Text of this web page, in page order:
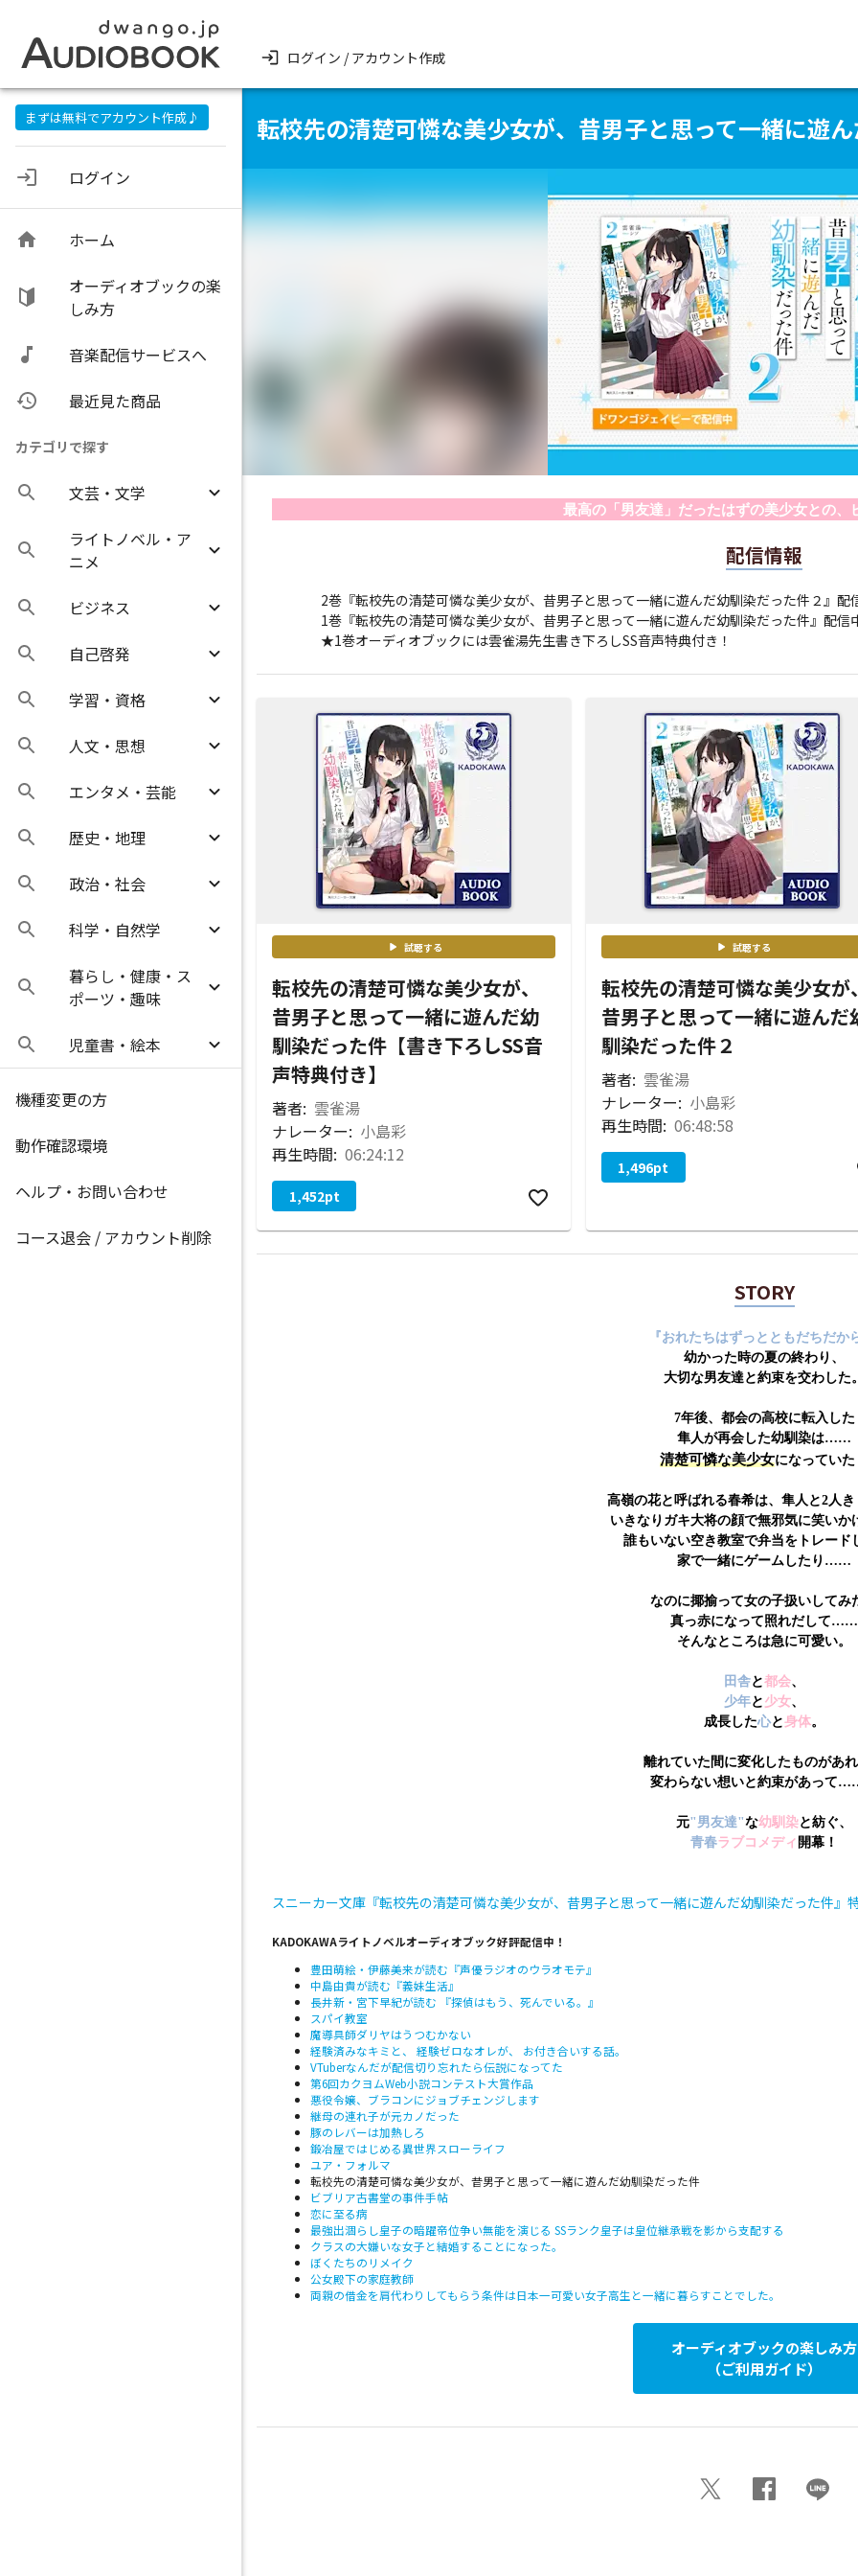
ログイン / アカウント作成
まずは無料でアカウント作成♪
ログイン
ホーム
オーディオブックの楽
しみ方
音楽配信サービスへ
最近見た商品
カテゴリで探す
文芸・文学
ライトノベル・ア
ニメ
ビジネス
自己啓発
学習・資格
人文・思想
エンタメ・芸能
歴史・地理
政治・社会
科学・自然学
暮らし・健康・ス
ポーツ・趣味
児童書・絵本
機種変更の方
動作確認環境
ヘルプ・お問い合わせ
コース退会 / アカウント削除
転校先の清楚可憐な美少女が、昔男子と思って一緒に遊
最高の「男友達」だったはずの美少女との、
配信情報
2巻『転校先の清楚可憐な美少女が、昔男子と思って一緒に遊んだ幼馴染だった件２』配
1巻『転校先の清楚可憐な美少女が、昔男子と思って一緒に遊んだ幼馴染だった件』配信
★1巻オーディオブックには雲雀湯先生書き下ろしSS音声特典付き！
試聴する
転校先の清楚可憐な美少女が、
昔男子と思って一緒に遊んだ幼
馴染だった件【書き下ろしSS音
声特典付き】
著者: 雲雀湯
ナレーター: 小島彩
再生時間: 06:24:12
1,452pt
試聴する
転校先の清楚可憐な美少女が
昔男子と思って一緒に遊んだ
馴染だった件２
著者: 雲雀湯
ナレーター: 小島彩
再生時間: 06:48:58
1,496pt
STORY
『おれたちはずっとともだちだか
幼かった時の夏の終わり、
大切な男友達と約束を交わした
7年後、都会の高校に転入した
隼人が再会した幼馴染は……
清楚可憐な美少女になっていた
高嶺の花と呼ばれる春希は、隼人と2人
いきなりガキ大将の顔で無邪気に笑いか
誰もいない空き教室で弁当をトレード
家で一緒にゲームしたり……
なのに揶揄って女の子扱いしてみ
真っ赤になって照れだして……
そんなところは急に可愛い。
田舎と都会、
少年と 少女、
成長した心と身体。
離れていた間に変化したものがあ
変わらない想いと約束があって
元"男友達"な幼馴染と紡ぐ、
青春ラブコメディ 開幕！
スニーカー文庫『転校先の清楚可憐な美少女が、昔男子と思って一緒に遊んだ幼馴染だった件』
KADOKAWAライトノベルオーディオブック好評配信中！
豊田萌絵・伊藤美来が読む『声優ラジオのウラオモテ』
中島由貴が読む『義妹生活』
長井新・宮下早紀が読む 『探偵はもう、死んでいる。』
スパイ教室
魔導具師ダリヤはうつむかない
経験済みなキミと、 経験ゼロなオレが、 お付き合いする話。
VTuberなんだが配信切り忘れたら伝説になってた
第6回カクヨムWeb小説コンテスト大賞作品
悪役令嬢、ブラコンにジョブチェンジします
継母の連れ子が元カノだった
豚のレバーは加熱しろ
鍛冶屋ではじめる異世界スローライフ
ユア・フォルマ
転校先の清楚可憐な美少女が、昔男子と思って一緒に遊んだ幼馴染だった件
ビブリア古書堂の事件手帖
恋に至る病
最強出涸らし皇子の暗躍帝位争い無能を演じる SSランク皇子は皇位継承戦を影から支配する
クラスの大嫌いな女子と結婚することになった。
ぼくたちのリメイク
公女殿下の家庭教師
両親の借金を肩代わりしてもらう条件は日本一可愛い女子高生と一緒に暮らすことでした。
オーディオブックの楽しみ方
（ご利用ガイド）